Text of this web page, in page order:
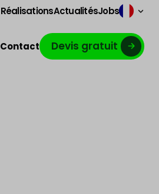
RéalisationsActualitésJobs
Contact Devis gratuit